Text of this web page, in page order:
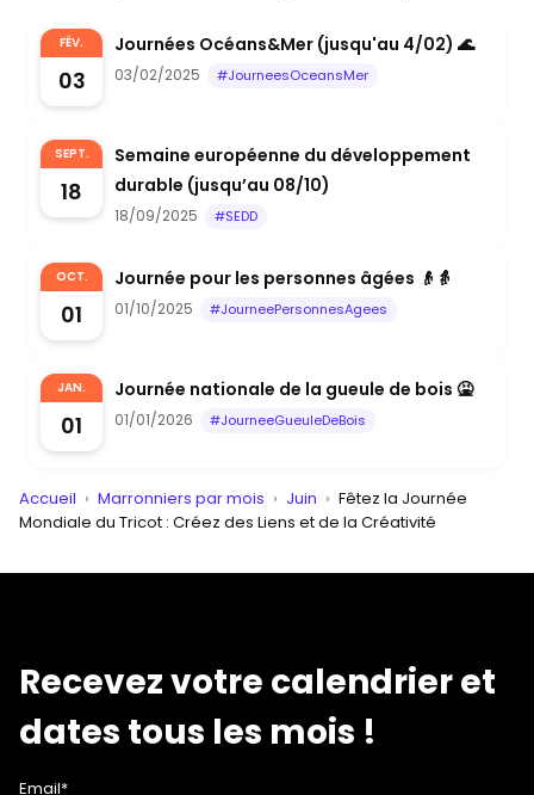
FÉV.
03
Journées Océans&Mer (jusqu'au 4/02) 🌊
03/02/2025 #JourneesOceansMer
SEPT.
18
Semaine européenne du développement
durable (jusqu’au 08/10)
18/09/2025 #SEDD
OCT.
01
Journée pour les personnes âgées 👴👵
01/10/2025 #JourneePersonnesAgees
JAN.
01
Journée nationale de la gueule de bois 🤮
01/01/2026 #JourneeGueuleDeBois
Accueil › Marronniers par mois › Juin › Fêtez la Journée
Mondiale du Tricot : Créez des Liens et de la Créativité
Recevez votre calendrier et
dates tous les mois !
Email*